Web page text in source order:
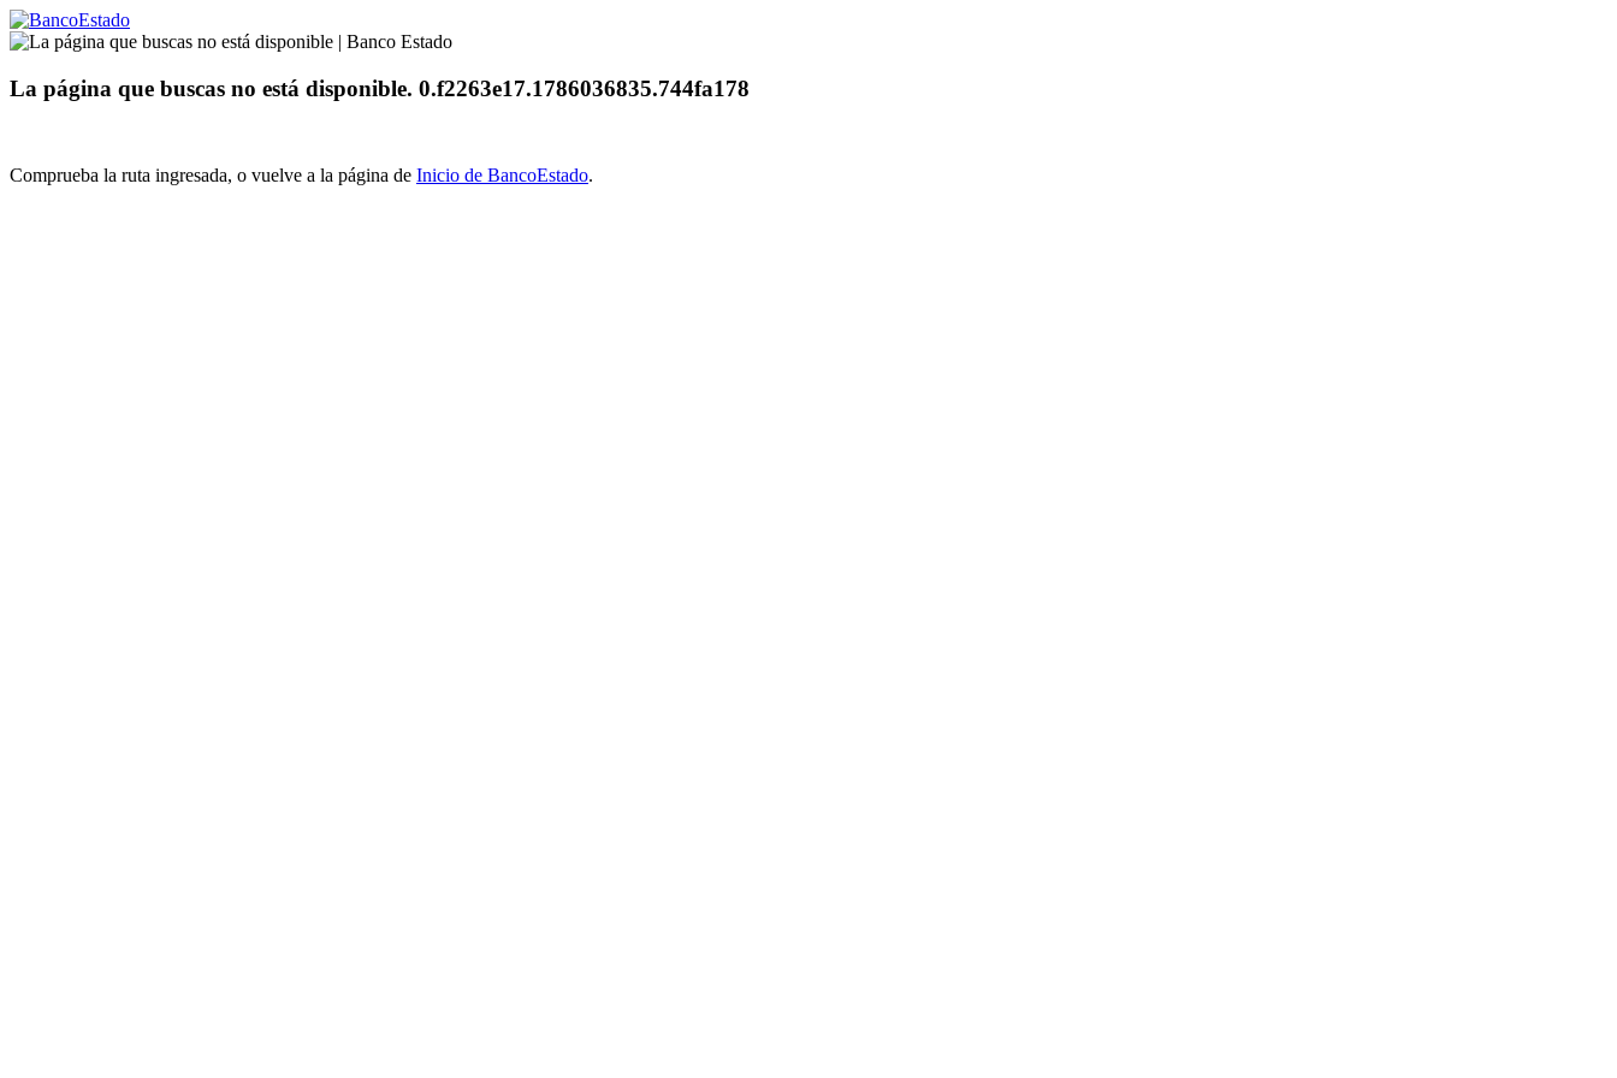
La página que buscas no está disponible. 0.f2263e17.1786036835.744fa178
Comprueba la ruta ingresada, o vuelve a la página de Inicio de BancoEstado.